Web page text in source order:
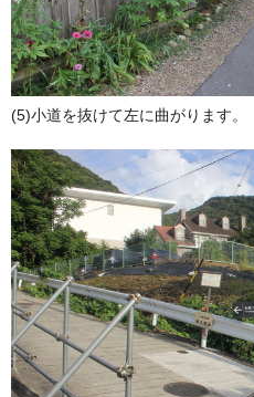
(5)小道を抜けて左に曲がります。